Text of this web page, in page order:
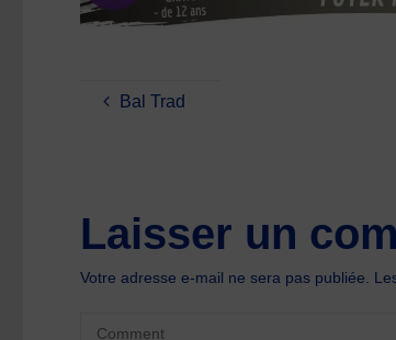
Bal Trad
Laisser un
Votre adresse e-mail ne sera pas publiée.